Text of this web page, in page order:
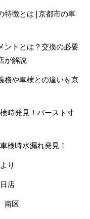
特徴とは|京都市の車
ントとは？交換の必要
が解説
務や車検との違いを京
時発見！バースト寸
時水漏れ発見！
り
店
南区